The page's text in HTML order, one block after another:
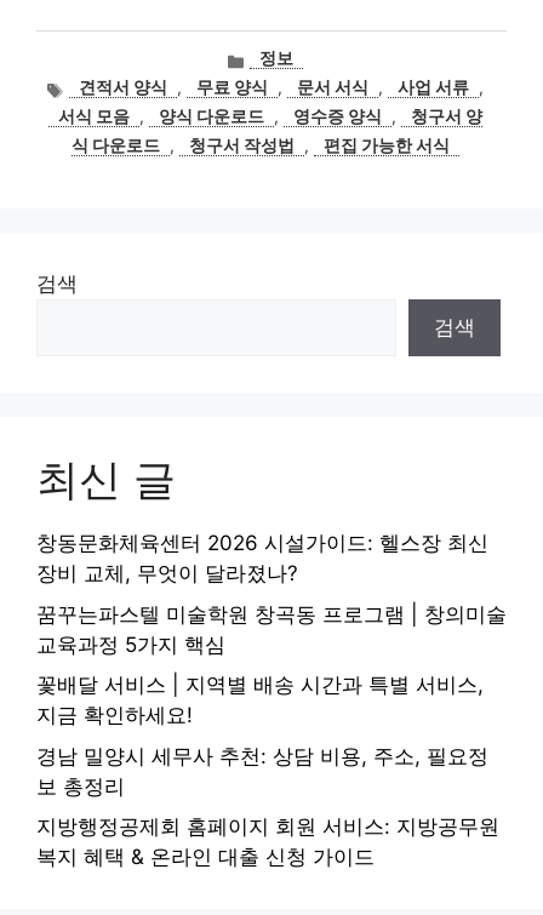
카
테
고
리
정보
태
그
견적서 양식 , 무료 양식 , 문서 서식 , 사업 서류 ,
서식 모음 , 양식 다운로드 , 영수증 양식 ,
청구서 양
식 다운로드 , 청구서 작성법 , 편집 가능한 서식
검색
검색
최신 글
창동문화체육센터 2026 시설가이드: 헬스장 최신
장비 교체, 무엇이 달라졌나?
꿈꾸는파스텔 미술학원 창곡동 프로그램 | 창의미술
교육과정 5가지 핵심
꽃배달 서비스 | 지역별 배송 시간과 특별 서비스,
지금 확인하세요!
경남 밀양시 세무사 추천: 상담 비용, 주소, 필요정
보 총정리
지방행정공제회 홈페이지 회원 서비스: 지방공무원
복지 혜택 & 온라인 대출 신청 가이드